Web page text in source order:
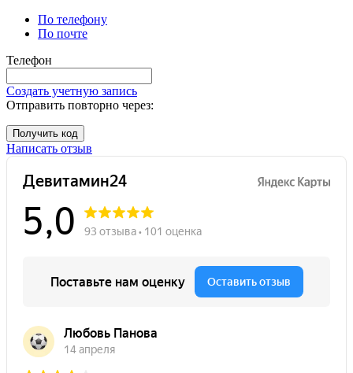
По телефону
По почте
Телефон
Создать учетную запись
Отправить повторно через:
Получить код
Написать отзыв